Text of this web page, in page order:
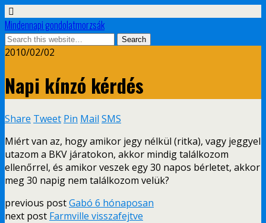
Mindennapi gondolatmorzsák
2010/02/02
Napi kínzó kérdés
Share Tweet Pin Mail SMS
Miért van az, hogy amikor jegy nélkül (ritka), vagy jeggyel
utazom a BKV járatokon, akkor mindig találkozom
ellenőrrel, és amikor veszek egy 30 napos bérletet, akkor
meg 30 napig nem találkozom velük?
previous postGabó 6 hónaposan
next post Farmville visszafejtve